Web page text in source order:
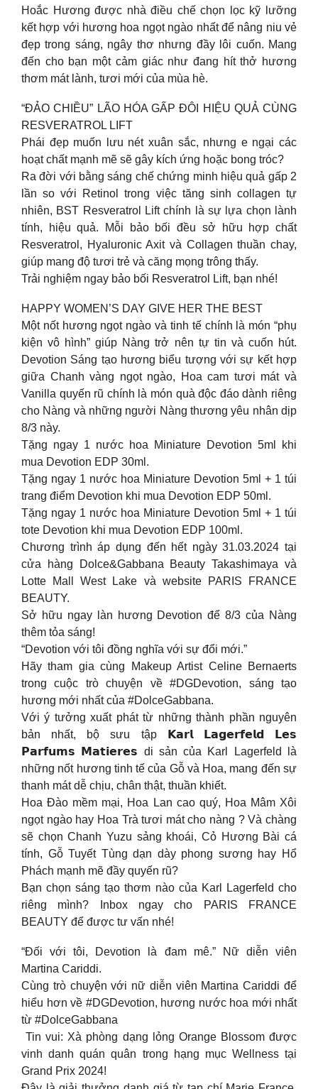
Hoắc Hương được nhà điều chế chọn lọc kỹ lưỡng
kết hợp với hương hoa ngọt ngào nhất để nâng niu vẻ
đẹp trong sáng, ngây thơ nhưng đầy lôi cuốn. Mang
đến cho bạn một cảm giác như đang hít thở hương
thơm mát lành, tươi mới của mùa hè.
“ĐẢO CHIỀU” LÃO HÓA GẤP ĐÔI HIỆU QUẢ CÙNG
RESVERATROL LIFT
Phái đẹp muốn lưu nét xuân sắc, nhưng e ngại các
hoạt chất mạnh mẽ sẽ gây kích ứng hoặc bong tróc?
Ra đời với bằng sáng chế chứng minh hiệu quả gấp 2
lần so với Retinol trong việc tăng sinh collagen tự
nhiên, BST Resveratrol Lift chính là sự lựa chọn lành
tính, hiệu quả. Mỗi bảo bối đều sở hữu hợp chất
Resveratrol, Hyaluronic Axit và Collagen thuần chay,
giúp mang độ tươi trẻ và căng mọng trông thấy.
Trải nghiệm ngay bảo bối Resveratrol Lift, bạn nhé!
HAPPY WOMEN’S DAY GIVE HER THE BEST
Một nốt hương ngọt ngào và tinh tế chính là món “phụ
kiện vô hình” giúp Nàng trở nên tự tin và cuốn hút.
Devotion Sáng tạo hương biểu tượng với sự kết hợp
giữa Chanh vàng ngọt ngào, Hoa cam tươi mát và
Vanilla quyến rũ chính là món quà độc đáo dành riêng
cho Nàng và những người Nàng thương yêu nhân dịp
8/3 này.
Tặng ngay 1 nước hoa Miniature Devotion 5ml khi
mua Devotion EDP 30ml.
Tặng ngay 1 nước hoa Miniature Devotion 5ml + 1 túi
trang điểm Devotion khi mua Devotion EDP 50ml.
Tặng ngay 1 nước hoa Miniature Devotion 5ml + 1 túi
tote Devotion khi mua Devotion EDP 100ml.
Chương trình áp dụng đến hết ngày 31.03.2024 tại
cửa hàng Dolce&Gabbana Beauty Takashimaya và
Lotte Mall West Lake và website PARIS FRANCE
BEAUTY.
Sở hữu ngay làn hương Devotion để 8/3 của Nàng
thêm tỏa sáng!
“Devotion với tôi đồng nghĩa với sự đổi mới.”
Hãy tham gia cùng Makeup Artist Celine Bernaerts
trong cuộc trò chuyện về #DGDevotion, sáng tạo
hương mới nhất của #DolceGabbana.
Với ý tưởng xuất phát từ những thành phần nguyên
bản nhất, bộ sưu tập 𝗞𝗮𝗿𝗹 𝗟𝗮𝗴𝗲𝗿𝗳𝗲𝗹𝗱 𝗟𝗲𝘀
𝗣𝗮𝗿𝗳𝘂𝗺𝘀 𝗠𝗮𝘁𝗶𝗲𝗿𝗲𝘀 di sản của Karl Lagerfeld là
những nốt hương tinh tế của Gỗ và Hoa, mang đến sự
thanh mát dễ chịu, chân thật, thuần khiết.
Hoa Đào mềm mại, Hoa Lan cao quý, Hoa Mâm Xôi
ngọt ngào hay Hoa Trà tươi mát cho nàng ? Và chàng
sẽ chọn Chanh Yuzu sảng khoái, Cỏ Hương Bài cá
tính, Gỗ Tuyết Tùng dạn dày phong sương hay Hổ
Phách mạnh mẽ đầy quyến rũ?
Bạn chọn sáng tạo thơm nào của Karl Lagerfeld cho
riêng mình? Inbox ngay cho PARIS FRANCE
BEAUTY để được tư vấn nhé!
“Đối với tôi, Devotion là đam mê.” Nữ diễn viên
Martina Cariddi.
Cùng trò chuyện với nữ diễn viên Martina Cariddi để
hiểu hơn về #DGDevotion, hương nước hoa mới nhất
từ #DolceGabbana
️ Tin vui: Xà phòng dạng lỏng Orange Blossom được
vinh danh quán quân trong hạng mục Wellness tại
Grand Prix 2024!